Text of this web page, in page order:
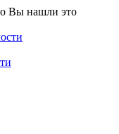
Вы нашли это